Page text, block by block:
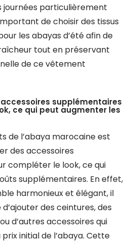
journées particulièrement
de choisir des tissus
les abayas d’été afin de
tout en préservant
de ce vêtement
supplémentaires
ce qui peut augmenter les
de l’abaya marocaine est
des accessoires
compléter le look, ce qui
supplémentaires. En effet,
harmonieux et élégant, il
des ceintures, des
d’autres accessoires qui
initial de l’abaya. Cette